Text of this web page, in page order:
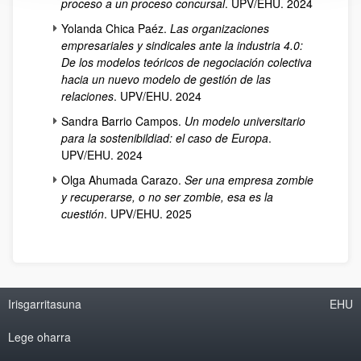
proceso a un proceso concursal. UPV/EHU. 2024
Yolanda Chica Paéz. Las organizaciones
empresariales y sindicales ante la industria 4.0:
De los modelos teóricos de negociación colectiva
hacia un nuevo modelo de gestión de las
relaciones. UPV/EHU. 2024
Sandra Barrio Campos. Un modelo universitario
para la sostenibildiad: el caso de Europa.
UPV/EHU. 2024
Olga Ahumada Carazo. Ser una empresa zombie
y recuperarse, o no ser zombie, esa es la
cuestión. UPV/EHU. 2025
Irisgarritasuna
Lege oharra
EHU